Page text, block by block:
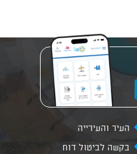
העיר והעירייה
בקשה לביטול דוח